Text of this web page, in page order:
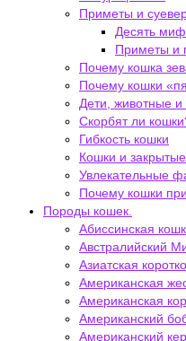
Приметы и
Десять
Приметы и
Почему кошка
Почему кошки
Дети, животные и
Скорбят ли
Гибкость кошки
Кошки и
Увлекательные
Почему кошки
Породы кошек.
Абиссинская
Австралийский
Азиатская
Американская
Американская
Американский
Американский